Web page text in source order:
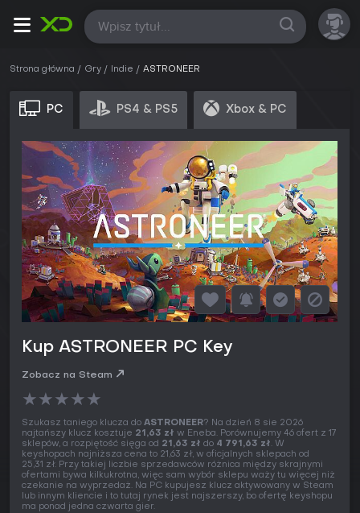
Wszystkie
Strona główna Gry Indie ASTRONEER
PC PS4 & PS5 Xbox & PC
Kup ASTRONEER PC Key
Zobacz na Steam
★★★★★
Szukasz taniego klucza do ASTRONEER? Na dzień 8 sie 2026
najtańszy klucz kosztuje 21,63 zł w Eneba. Porównujemy 46 ofert z 17
sklepów, a rozpiętość sięga od 21,63 zł do 4 791,63 zł. W
keyshopach najniższa cena to 21,63 zł, w oficjalnych sklepach od
25,31 zł. Przy takiej liczbie sprzedawców różnica między skrajnymi
ofertami bywa kilkukrotna, więc sam wybór sklepu waży tu więcej niż
czekanie na wyprzedaż. Na PC kupujesz klucz aktywowany w Steam
lub innym kliencie i to tutaj rynek jest najszerszy, bo ofertę keyshopu
ma ponad jedna czwarta gier.